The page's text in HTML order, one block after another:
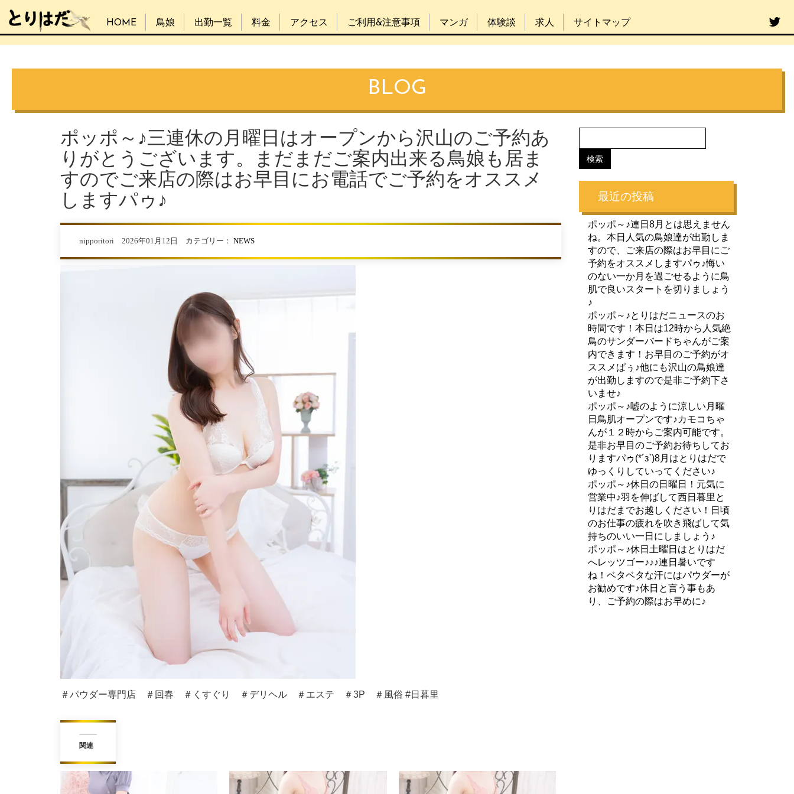
HOME 鳥娘 出勤一覧 料金 アクセス ご利用&注意事項 マンガ 体験談 求人 サイトマップ
BLOG
ポッポ～♪三連休の月曜日はオープンから沢山のご予約あ
りがとうございます。まだまだご案内出来る鳥娘も居ま
すのでご来店の際はお早目にお電話でご予約をオススメ
しますパゥ♪
nipporitori 2026年01月12日 カテゴリー： NEWS
＃パウダー専門店 ＃回春 ＃くすぐり ＃デリヘル ＃エステ ＃3P ＃風俗 #日暮里
関連
最近の投稿
ポッポ～♪連日8月とは思えません
ね。本日人気の鳥娘達が出勤しま
すので、ご来店の際はお早目にご
予約をオススメしますパゥ♪悔い
のない一か月を過ごせるように鳥
肌で良いスタートを切りましょう
♪
ポッポ～♪とりはだニュースのお
時間です！本日は12時から人気絶
鳥のサンダーバードちゃんがご案
内できます！お早目のご予約がオ
ススメぱぅ♪他にも沢山の鳥娘達
が出勤しますので是非ご予約下さ
いませ♪
ポッポ～♪嘘のように涼しい月曜
日鳥肌オープンです♪カモコちゃ
んが１２時からご案内可能です。
是非お早目のご予約お待ちしてお
りますパゥ(*´з`)8月はとりはだで
ゆっくりしていってください♪
ポッポ～♪休日の日曜日！元気に
営業中♪羽を伸ばして西日暮里と
りはだまでお越しください！日頃
のお仕事の疲れを吹き飛ばして気
持ちのいい一日にしましょう♪
ポッポ～♪休日土曜日はとりはだ
へレッツゴー♪♪♪連日暑いです
ね！ベタベタな汗にはパウダーが
お勧めです♪休日と言う事もあ
り、ご予約の際はお早めに♪